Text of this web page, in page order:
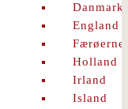
Danmark
England
Færøerne
Holland
Irland
Island